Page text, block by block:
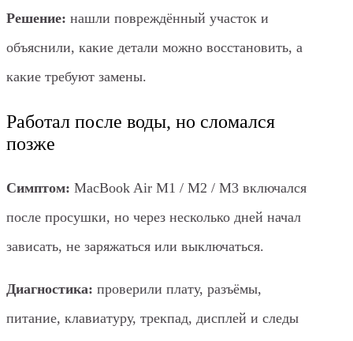
Решение: нашли повреждённый участок и
объяснили, какие детали можно восстановить, а
какие требуют замены.
Работал после воды, но сломался
позже
Симптом: MacBook Air M1 / M2 / M3 включался
после просушки, но через несколько дней начал
зависать, не заряжаться или выключаться.
Диагностика: проверили плату, разъёмы,
питание, клавиатуру, трекпад, дисплей и следы